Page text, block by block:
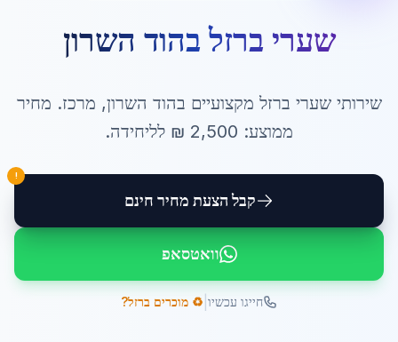
שערי ברזלבהוד השרון
שירותישערי ברזל מקצועיים בהוד השרון, מרכז. מחיר
ממוצע: 2,500 ₪ לליחידה.
קבל הצעת מחיר חינם
!
וואטסאפ
חייגו עכשיו ♻️ מוכרים ברזל?